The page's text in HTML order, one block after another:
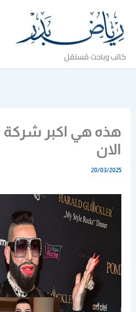
المحتوى
كاتب وباحث مُستقل
هذه هي اكبر شركة
الان
20/03/2025